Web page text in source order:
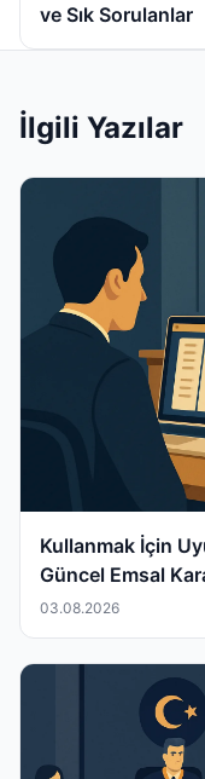
ve Sık Sorulanlar
İlgili Yazılar
Kullanmak İçin
Güncel Emsal
03.08.2026